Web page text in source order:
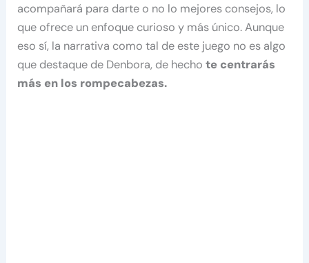
acompañará para darte o no lo mejores consejos, lo
que ofrece un enfoque curioso y más único. Aunque
eso sí, la narrativa como tal de este juego no es algo
que destaque de Denbora, de hecho te centrarás
más en los rompecabezas.